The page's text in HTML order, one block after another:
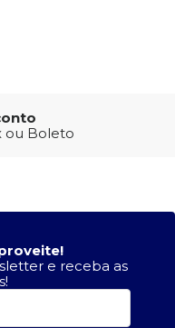
ou Boleto
e receba as